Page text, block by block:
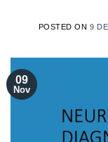
POSTED ON9
09
Nov